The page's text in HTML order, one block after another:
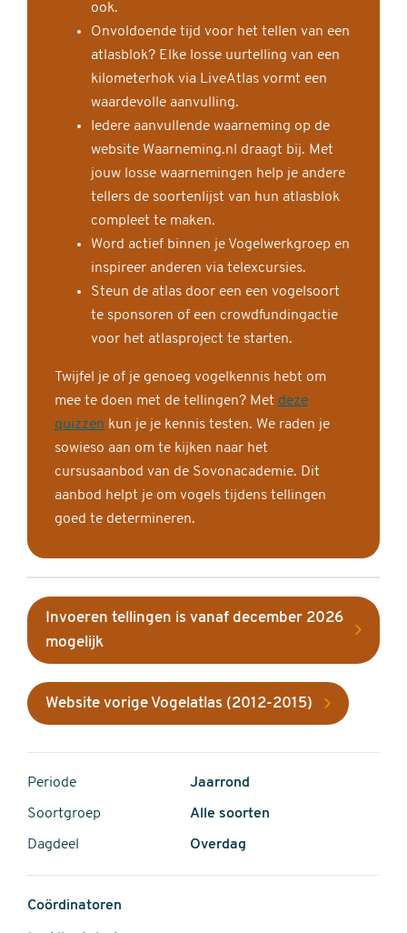
ook.
Onvoldoende tijd voor het tellen van een
atlasblok? Elke losse uurtelling van een
kilometerhok via LiveAtlas vormt een
waardevolle aanvulling.
Iedere aanvullende waarneming op de
website Waarneming.nl draagt bij. Met
jouw losse waarnemingen help je andere
tellers de soortenlijst van hun atlasblok
compleet te maken.
Word actief binnen je Vogelwerkgroep en
inspireer anderen via telexcursies.
Steun de atlas door een een vogelsoort
te sponsoren of een crowdfundingactie
voor het atlasproject te starten.
Twijfel je of je genoeg vogelkennis hebt om
mee te doen met de tellingen? Met deze
quizzen kun je je kennis testen. We raden je
sowieso aan om te kijken naar het
cursusaanbod van de Sovonacademie. Dit
aanbod helpt je om vogels tijdens tellingen
goed te determineren.
Invoeren tellingen is vanaf december 2026
mogelijk
Website vorige Vogelatlas (2012-2015)
Periode Jaarrond
Soortgroep Alle soorten
Dagdeel Overdag
Coördinatoren